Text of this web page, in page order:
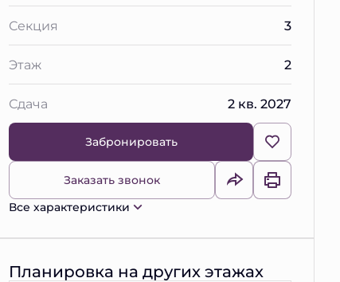
Секция 3
Этаж 2
Сдача 2 кв. 2027
Забронировать
Заказать звонок
Все характеристики
Планировка на других этажах